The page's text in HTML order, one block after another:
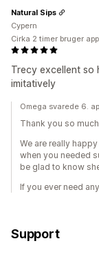
Trecy excellent so
imitatively
Natural Sips
Cypern
Cirka 2 timer bruger
Omega svarede 6.
Thank you so
We are really
when you needed
be glad to know
If you ever need
Support